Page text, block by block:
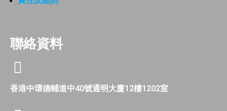
聯絡資料
香港中環德輔道中40號通明大廈12樓1202室